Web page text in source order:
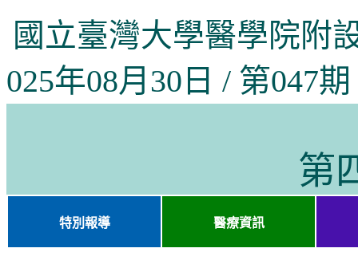
國立臺灣大學醫學院
025年08月30日 / 第047期
第
特別報導 醫療資訊